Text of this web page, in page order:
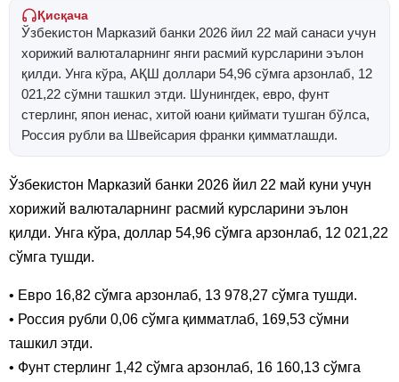
Қисқача
Ўзбекистон Марказий банки 2026 йил 22 май санаси учун
хорижий валюталарнинг янги расмий курсларини эълон
қилди. Унга кўра, АҚШ доллари 54,96 сўмга арзонлаб, 12
021,22 сўмни ташкил этди. Шунингдек, евро, фунт
стерлинг, япон иенас, хитой юани қиймати тушган бўлса,
Россия рубли ва Швейсария франки қимматлашди.
Ўзбекистон Марказий банки 2026 йил 22 май куни учун
хорижий валюталарнинг расмий курсларини эълон
қилди. Унга кўра, доллар 54,96 сўмга арзонлаб, 12 021,22
сўмга тушди.
• Евро 16,82 сўмга арзонлаб, 13 978,27 сўмга тушди.
• Россия рубли 0,06 сўмга қимматлаб, 169,53 сўмни
ташкил этди.
• Фунт стерлинг 1,42 сўмга арзонлаб, 16 160,13 сўмга